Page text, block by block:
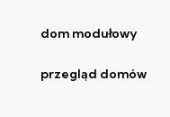
dom modułowy
przegląd domów